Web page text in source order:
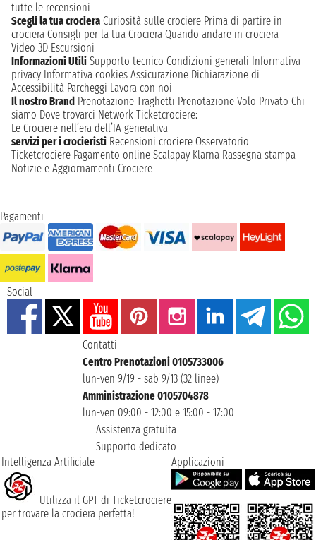
tutte le recensioni
Scegli la tua crociera Curiosità sulle crociere Prima di partire in
crociera Consigli per la tua Crociera Quando andare in crociera
Video 3D Escursioni
Informazioni Utili Supporto tecnico Condizioni generali Informativa
privacy Informativa cookies Assicurazione Dichiarazione di
Accessibilità Parcheggi Lavora con noi
Il nostro Brand Prenotazione Traghetti Prenotazione Volo Privato Chi
siamo Dove trovarci Network Ticketcrociere:
Le Crociere nell’era dell’IA generativa
servizi per i crocieristi Recensioni crociere Osservatorio
Ticketcrociere Pagamento online Scalapay Klarna Rassegna stampa
Notizie e Aggiornamenti Crociere
Pagamenti
Social
Contatti
Centro Prenotazioni 0105733006
lun-ven 9/19 - sab 9/13 (32 linee)
Amministrazione 0105704878
lun-ven 09:00 - 12:00 e 15:00 - 17:00
Assistenza gratuita
Supporto dedicato
Intelligenza Artificiale
Utilizza il GPT di Ticketcrociere
per trovare la crociera perfetta!
Applicazioni